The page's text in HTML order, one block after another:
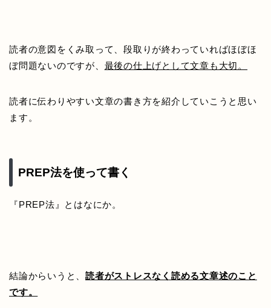
読者の意図をくみ取って、段取りが終わっていればほぼほ
ぼ問題ないのですが、 最後の仕上げとして文章も大切。
読者に伝わりやすい文章の書き方を紹介していこうと思い
ます。
PREP法を使って書く
『PREP法』とはなにか。
結論からいうと、読者がストレスなく読める文章述のこと
です。